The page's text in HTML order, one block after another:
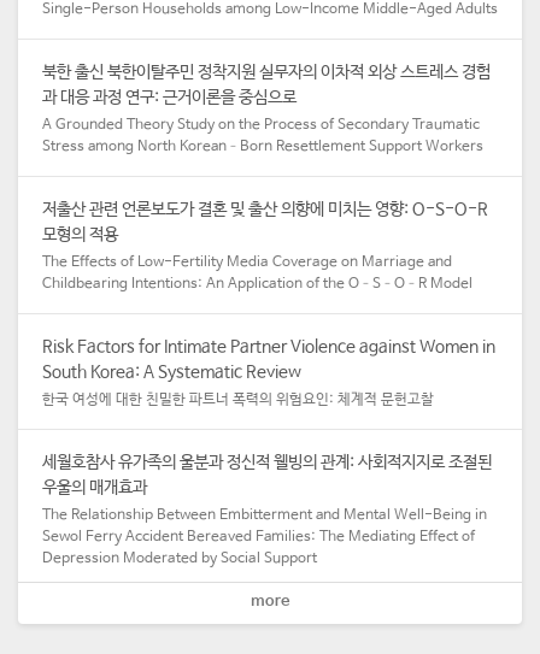
Single-Person Households among Low-Income Middle-Aged Adults​
북한 출신 북한이탈주민 정착지원 실무자의 이차적 외상 스트레스 경험
과 대응 과정 연구: 근거이론을 중심으로
A Grounded Theory Study on the Process of Secondary Traumatic
Stress among North Korean–Born Resettlement Support Workers
저출산 관련 언론보도가 결혼 및 출산 의향에 미치는 영향: O-S-O-R
모형의 적용
The Effects of Low-Fertility Media Coverage on Marriage and
Childbearing Intentions: An Application of the O–S–O–R Model
Risk Factors for Intimate Partner Violence against Women in
South Korea: A Systematic Review
한국 여성에 대한 친밀한 파트너 폭력의 위험요인: 체계적 문헌고찰
세월호참사 유가족의 울분과 정신적 웰빙의 관계: 사회적지지로 조절된
우울의 매개효과
The Relationship Between Embitterment and Mental Well-Being in
Sewol Ferry Accident Bereaved Families: The Mediating Effect of
Depression Moderated by Social Support
more